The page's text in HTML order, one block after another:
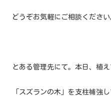
どうぞお気軽にご相談ください
とある管理先にて。本日、植
「スズランの木」を支柱補強し